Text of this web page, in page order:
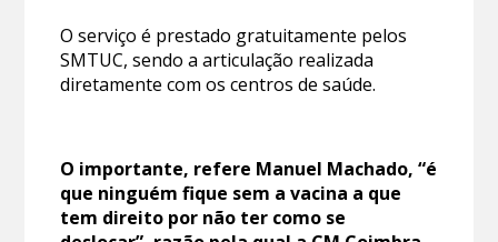
O serviço é prestado gratuitamente pelos
SMTUC, sendo a articulação realizada
diretamente com os centros de saúde.
O importante, refere Manuel Machado, “é
que ninguém fique sem a vacina a que
tem direito por não ter como se